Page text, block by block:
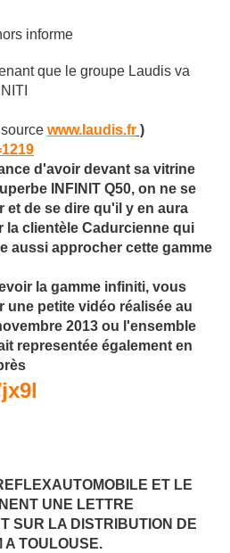
informe
que le groupe Laudis va
www.laudis.fr )
d'avoir devant sa vitrine
INFINIT Q50, on ne se
et de se dire qu'il y en aura
la clientèle Cadurcienne qui
aussi approcher cette gamme
la gamme infiniti, vous
une petite vidéo réalisée au
2013 ou l'ensemble
representée également en
ET LE
UNE LETTRE
SUR LA DISTRIBUTION DE
A TOULOUSE.